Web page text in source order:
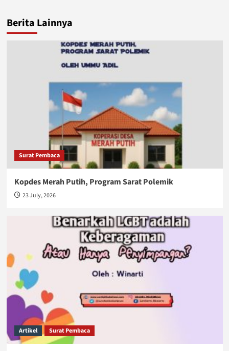
Berita Lainnya
Surat Pembaca
Kopdes Merah Putih, Program Sarat Polemik
23 July, 2026
Artikel Surat Pembaca